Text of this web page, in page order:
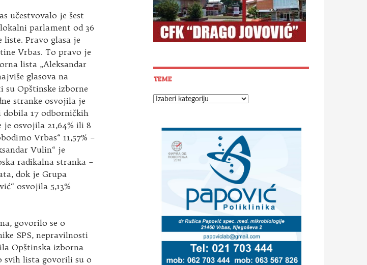
učestvovalo je šest
parlament od 36
Pravo glasa je
Vrbas. To pravo je
lista „Aleksandar
glasova na
Opštinske izborne
stranke osvojila je
dobila 17 odborničkih
osvojila 21,64% ili 8
Vrbas“ 11,57% –
Vulin“ je
radikalna stranka –
dok je Grupa
osvojila 5,13%
govorilo se o
SPS, nepravilnosti
Opštinska izborna
svih lista govorili su o
TEME
Teme